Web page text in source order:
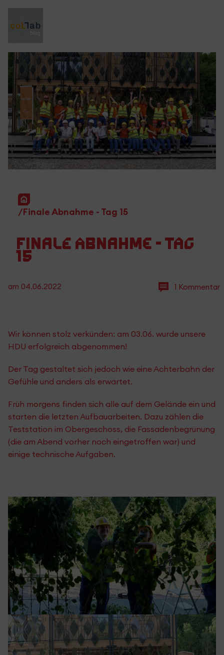
Startseite
Finale Abnahme - Tag 15
Finale Abnahme - Tag
15
am 04.06.2022 1 Kommentar
Wir können stolz verkünden: am 03.06. wurde unsere
HDU erfolgreich abgenommen!
Der Tag gestaltet sich jedoch wie eine Achterbahn der
Gefühle und anders als erwartet.
Früh morgens finden sich alle auf dem Gelände ein und
starten die letzten Aufbauarbeiten. Dazu zählen die
Teststation im Obergeschoss, die Fassadenbegrünung
(die am Abend vorher noch eingetroffen war) und
einige technische Aufgaben.